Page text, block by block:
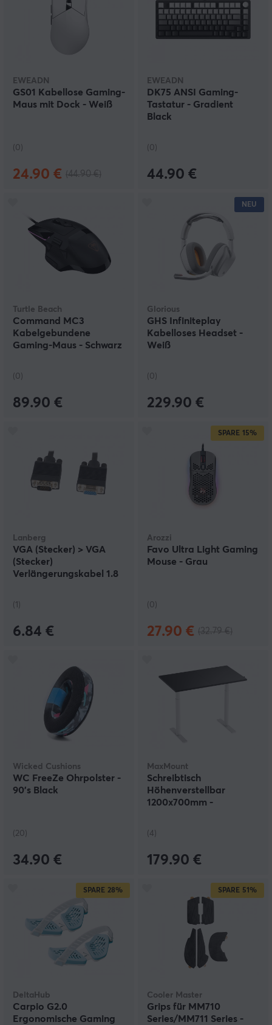
EWEADN
GS01 Kabellose Gaming-
Maus mit Dock - Weiß
(0)
24.90 €
EWEADN
DK75 ANSI Gaming-
Tastatur - Gradient
Black
(0)
44.90 €
Turtle Beach
Command MC3
Kabelgebundene
Gaming-Maus - Schwarz
(0)
89.90 €
NEU
Glorious
GHS Infiniteplay
Kabelloses Headset -
Weiß
(0)
229.90 €
Lanberg
VGA (Stecker) > VGA
(Stecker)
Verlängerungskabel 1.8
(1)
6.84 €
SPARE 15%
Arozzi
Favo Ultra Light Gaming
Mouse - Grau
(0)
27.90 €
Wicked Cushions
WC FreeZe Ohrpolster -
90's Black
(20)
34.90 €
MaxMount
Schreibtisch
Höhenverstellbar
1200x700mm -
(4)
179.90 €
SPARE 28%
DeltaHub
Carpio G2.0
Ergonomische Gaming
SPARE 51%
Cooler Master
Grips für MM710
Series/MM711 Series -